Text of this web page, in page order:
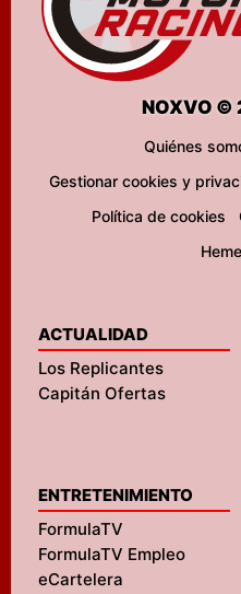
NOXVO ©
Quiénes
Gestionar cookies y
Política de cookies
ACTUALIDAD
Los Replicantes
Capitán Ofertas
ENTRETENIMIENTO
FormulaTV
FormulaTV Empleo
eCartelera